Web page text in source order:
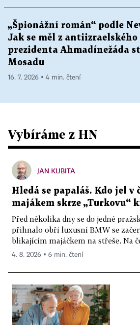
„Špionážní román“ podle
Jak se měl z
prezidenta Ahmadínežáda
Mosadu
16. 7. 2026 ▪ 4 min. čtení
Vybíráme z HN
JAN KUBITA
Hledá se papaláš. Kdo jel v
majákem skrze „Turkovu“
Před několika dny se do jedné
přihnalo obří luxusní BMW se
blikajícím majáčkem na střeše. Na
4. 8. 2026 ▪ 6 min. čtení